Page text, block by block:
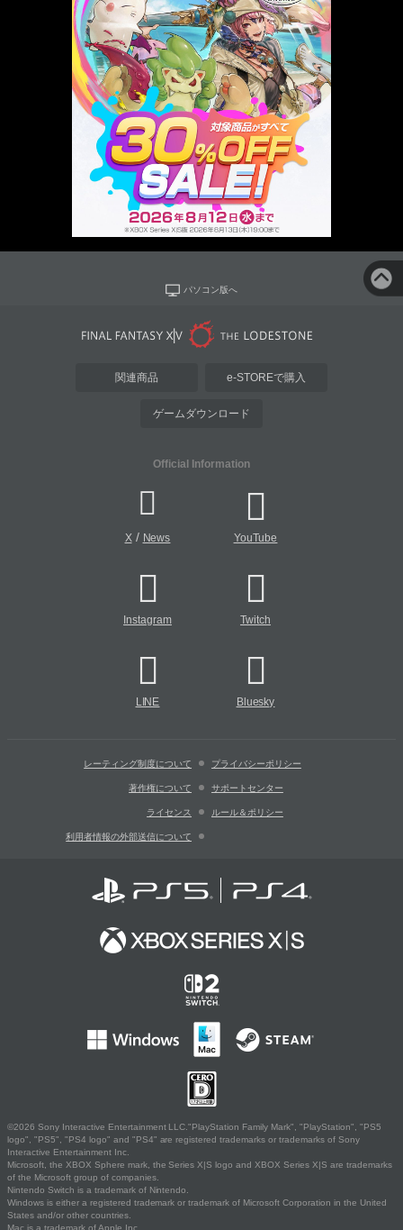
パソコン版へ
関連商品 e-STOREで購入
ゲームダウンロード
Official Information
X/ News YouTube
Instagram Twitch
LINE Bluesky
レーティング制度について プライバシーポリシー
著作権について サポートセンター
ライセンス ルール＆ポリシー
利用者情報の外部送信について
©2026 Sony Interactive Entertainment LLC."PlayStation Family Mark", "PlayStation", "PS5
logo", "PS5", "PS4 logo" and "PS4" are registered trademarks or trademarks of Sony
Interactive Entertainment Inc.
Microsoft, the XBOX Sphere mark, the Series X|S logo and XBOX Series X|S are trademarks
of the Microsoft group of companies.
Nintendo Switch is a trademark of Nintendo.
Windows is either a registered trademark or trademark of Microsoft Corporation in the United
States and/or other countries.
Mac is a trademark of Apple Inc.